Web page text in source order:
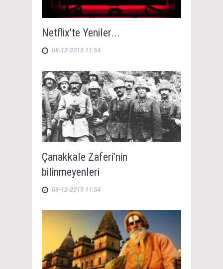
Netflix'te Yeniler...
08-12-2015 11:54
Çanakkale Zaferi’nin
bilinmeyenleri
08-12-2015 11:54